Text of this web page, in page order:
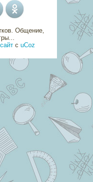
Общение,
с uCoz